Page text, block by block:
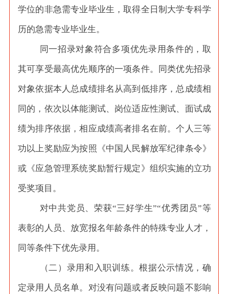
学位的非急需专业毕业生，取得全日制大学专科学
历的急需专业毕业生。
同一招录对象符合多项优先录用条件的，取
其可享受最高优先顺序的一项条件。同类优先招录
对象依据本人总成绩排名从高到低排序，总成绩相
同的，依次以体能测试、岗位适应性测试、面试成
绩为排序依据，相应成绩高者排名在前。个人三等
功以上奖励应为按照《中国人民解放军纪律条令》
或《应急管理系统奖励暂行规定》组织实施的立功
受奖项目。
对中共党员、荣获“三好学生”“优秀团员”等
表彰的人员、放宽报名年龄条件的特殊专业人才，
同等条件下优先录用。
（二）录用和入职训练。根据公示情况，确
定录用人员名单。对没有问题或者反映问题不影响